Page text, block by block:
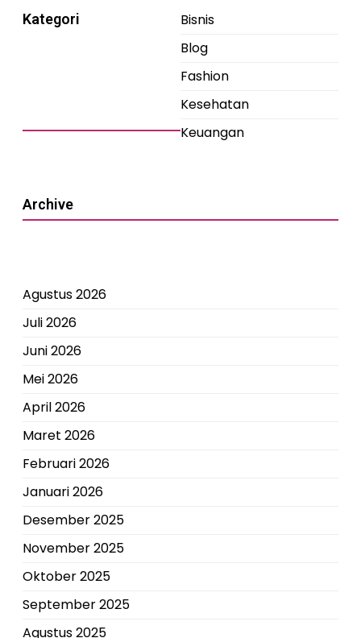
Kategori
Bisnis
Blog
Fashion
Kesehatan
Keuangan
Archive
Agustus 2026
Juli 2026
Juni 2026
Mei 2026
April 2026
Maret 2026
Februari 2026
Januari 2026
Desember 2025
November 2025
Oktober 2025
September 2025
Agustus 2025